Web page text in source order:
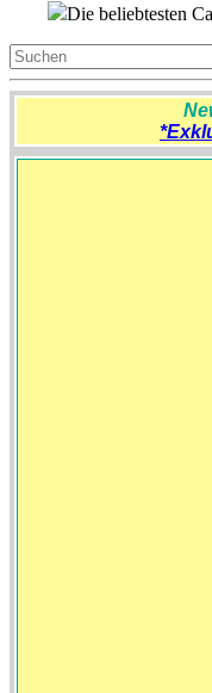
Die beliebtesten